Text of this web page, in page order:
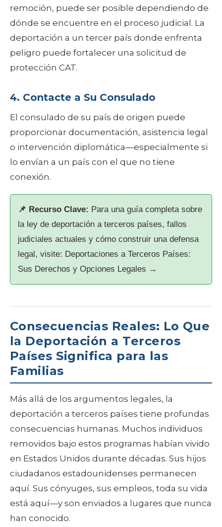
remoción, puede ser posible dependiendo de
dónde se encuentre en el proceso judicial. La
deportación a un tercer país donde enfrenta
peligro puede fortalecer una solicitud de
protección CAT.
4. Contacte a Su Consulado
El consulado de su país de origen puede
proporcionar documentación, asistencia legal
o intervención diplomática—especialmente si
lo envían a un país con el que no tiene
conexión.
📌 Recurso Clave: Para una guía completa sobre
la ley de deportación a terceros países, fallos
judiciales actuales y cómo construir una defensa
legal, visite: Deportaciones a Terceros Países:
Sus Derechos y Opciones Legales →
Consecuencias Reales: Lo Que
la Deportación a Terceros
Países Significa para las
Familias
Más allá de los argumentos legales, la
deportación a terceros países tiene profundas
consecuencias humanas. Muchos individuos
removidos bajo estos programas habían vivido
en Estados Unidos durante décadas. Sus hijos
ciudadanos estadounidenses permanecen
aquí. Sus cónyuges, sus empleos, toda su vida
está aquí—y son enviados a lugares que nunca
han conocido.